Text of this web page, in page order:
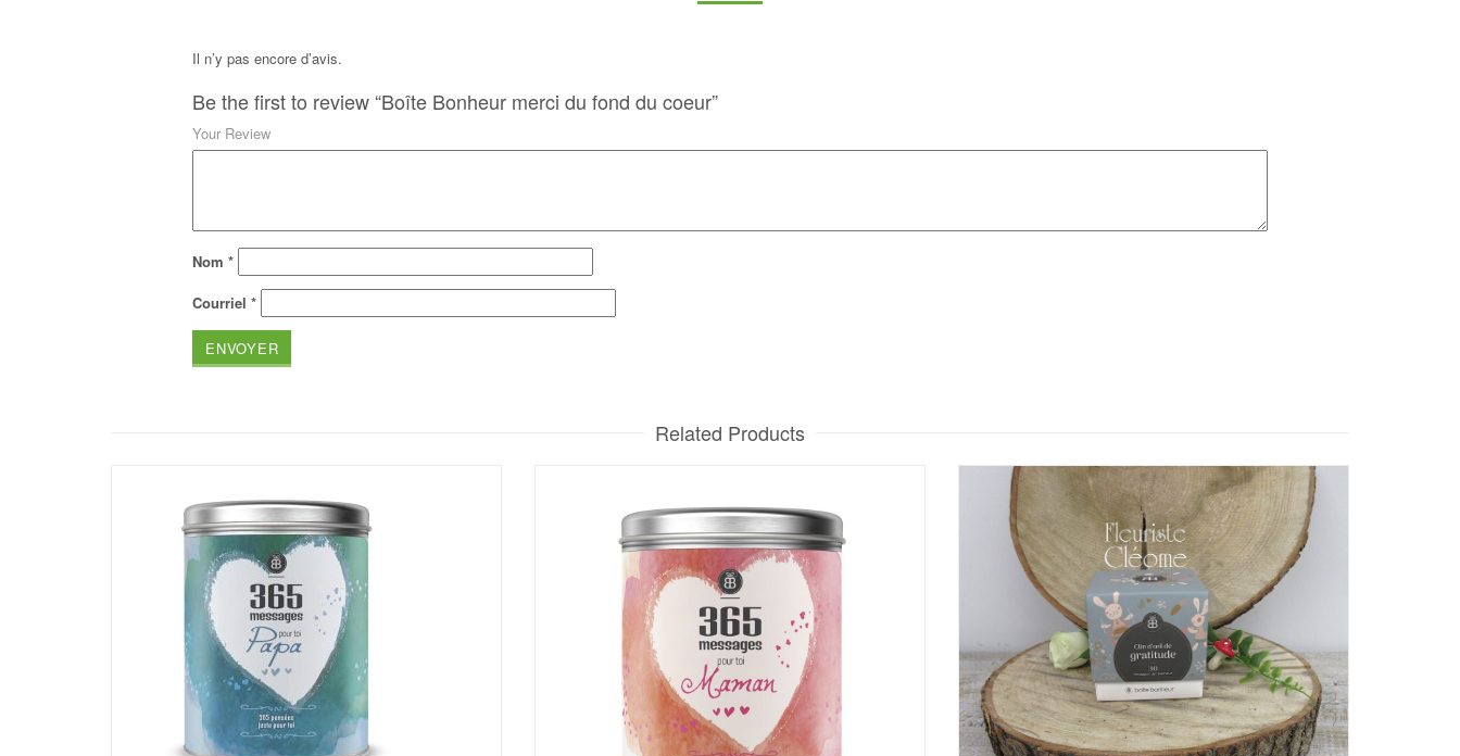
Il n’y pas encore d’avis.
Be the first to review “Boîte Bonheur merci du fond du coeur”
Your Review
Nom *
Courriel *
Related Products